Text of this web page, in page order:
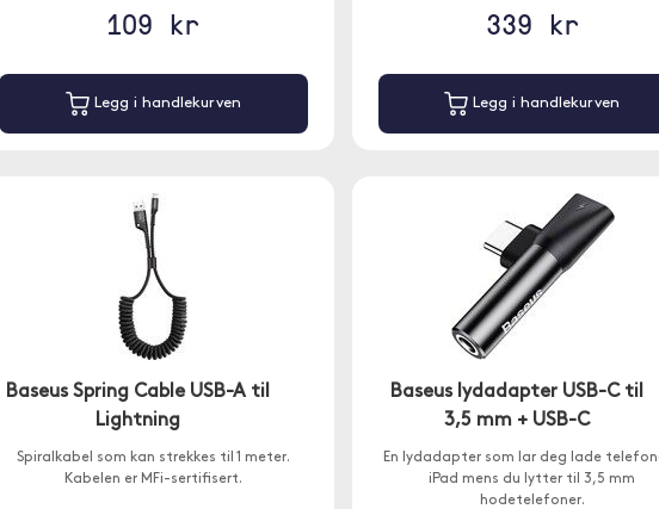
109 kr
Legg i handlekurven
339 kr
Legg i handlekurven
Baseus Spring Cable USB-A til
Lightning
Spiralkabel som kan strekkes til 1 meter.
Kabelen er MFi-sertifisert.
Baseus lydadapter USB-C til
3,5 mm + USB-C
En lydadapter som lar deg lade
iPad mens du lytter til 3,5 mm
hodetelefoner.